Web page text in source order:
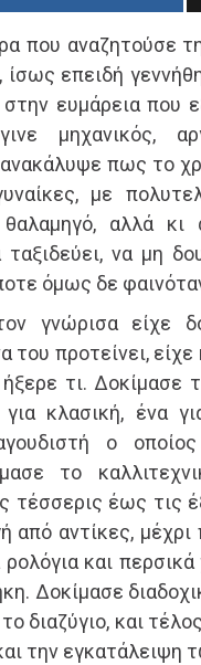
που αναζητούσε
ίσως επειδή
ευμάρεια που
μηχανικός,
πως το
με
αλλά κι
να μη
όμως δε
γνώρισα είχε
του προτείνει,
τι. Δοκίμασε
κλασική, ένα
ο
το
τέσσερις έως τις
από αντίκες,
και
Δοκίμασε
διαζύγιο, και
την εγκατάλειψη